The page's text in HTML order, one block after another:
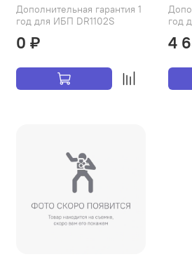
Дополнительная гарантия 1
год для ИБП DR1102S
0 ₽
год
4